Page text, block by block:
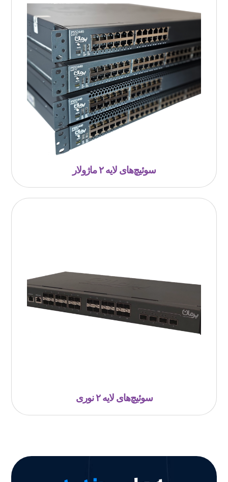
سوئیچ‎‌های لایه ۲ ماژولار
سوئیچ‌های لایه ۲ نوری